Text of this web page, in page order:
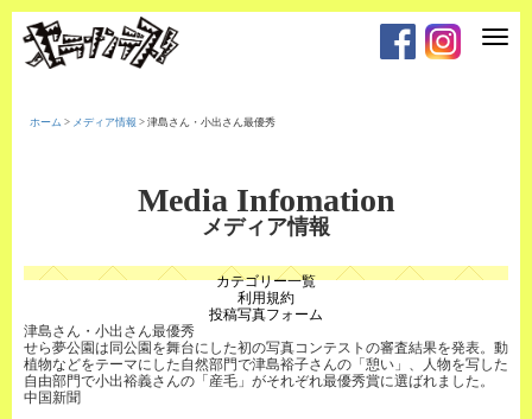
T
o
n
ホーム > メディア情報 > 津島さん・小出さん最優秀
Media Infomation
メディア情報
カテゴリー一覧
利用規約
投稿写真フォーム
津島さん・小出さん最優秀
せら夢公園は同公園を舞台にした初の写真コンテストの審査結果を発表。動
植物などをテーマにした自然部門で津島裕子さんの「憩い」、人物を写した
自由部門で小出裕義さんの「産毛」がそれぞれ最優秀賞に選ばれました。
中国新聞